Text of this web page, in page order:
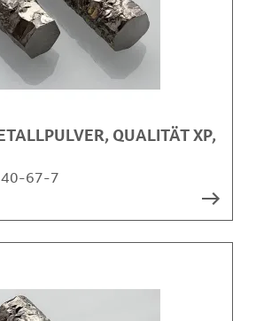
QUALITÄT XP,
67-7